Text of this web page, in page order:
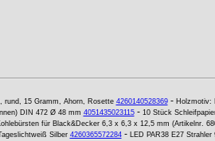
rund, 15 Gramm, Ahorn, Rosette 4260140528369- Holzmotiv:
DIN 472 Ø 48 mm 4051435023115- 10 Stück
für Black&Decker 6,3 x 6,3 x 12,5 mm (Artikelnr.
Silber 4260365572284- LED PAR38 E27